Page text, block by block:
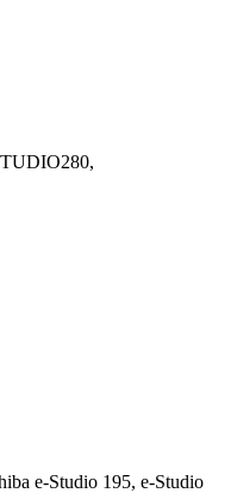
e-Studio 195, e-Studio